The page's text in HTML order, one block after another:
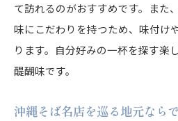
て訪れるのがおすすめです。また
味にこだわりを持つため、味付け
ります。自分好みの一杯を探す楽
醍醐味です。
沖縄そば名店を巡る地元なら